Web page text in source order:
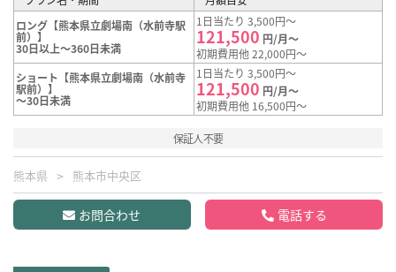
ロング【熊本県立劇場南（水前寺駅
前）】
30日以上～360日未満
1日当たり 3,500円～
121,500 円/月～
初期費用他 22,000円～
ショート【熊本県立劇場南（水前寺
駅前）】
～30日未満
1日当たり 3,500円～
121,500 円/月～
初期費用他 16,500円～
保証人不要
熊本県 熊本市中央区
お問合わせ 電話する